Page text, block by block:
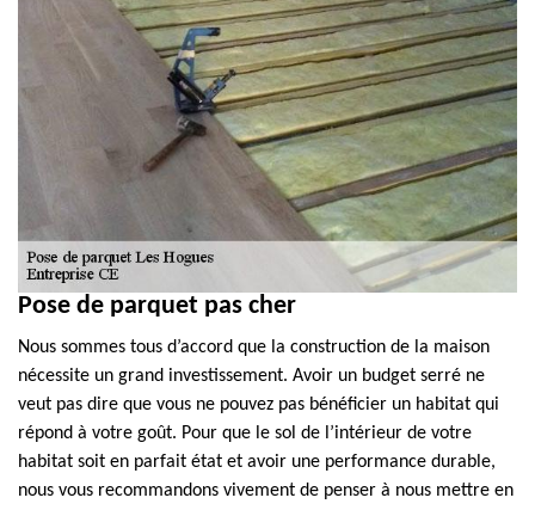
Pose de parquet pas cher
Nous sommes tous d’accord que la construction de la maison
nécessite un grand investissement. Avoir un budget serré ne
veut pas dire que vous ne pouvez pas bénéficier un habitat qui
répond à votre goût. Pour que le sol de l’intérieur de votre
habitat soit en parfait état et avoir une performance durable,
nous vous recommandons vivement de penser à nous mettre en